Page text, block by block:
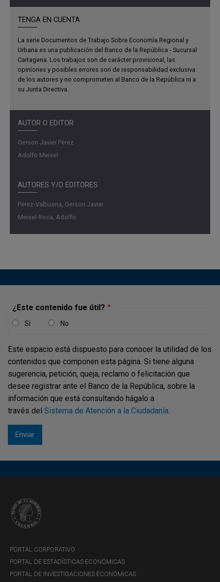
TENGA EN CUENTA
La serie Documentos de Trabajo Sobre Economía Regional y
Urbana es una publicación del Banco de la República - Sucursal
Cartagena. Los trabajos son de carácter provisional, las
opiniones y posibles errores son de responsabilidad exclusiva
de los autores y no comprometen al Banco de la República ni a
su Junta Directiva.
AUTOR O EDITOR
Gerson Javier Pérez
Adolfo Meisel
AUTORES Y/O EDITORES
Pérez-Valbuena, Gerson Javier
Meisel-Roca, Adolfo
¿Este contenido fue útil?
Sí No
Este espacio está dispuesto para conocer la utilidad de los
contenidos que componen esta página. Si tiene alguna
sugerencia, petición, queja, reclamo o felicitación que
desee registrar ante el Banco de la República, sobre la
información que está consultando hágalo a
través del Sistema de Atención a la Ciudadanía.
PORTAL CORPORATIVO
PORTAL DE ESTADÍSTICAS ECONÓMICAS
PORTAL DE INVESTIGACIONES ECONÓMICAS